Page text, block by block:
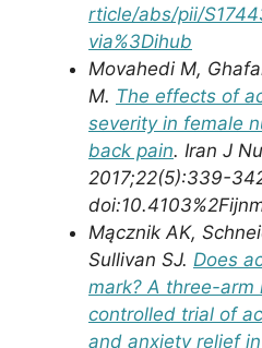
rticle/abs/pii/
via%3Dihub
Movahedi M,
M. The effects of
severity in female
back pain. Iran J
2017;22(5):339-
Mącznik AK,
Sullivan SJ. Does
mark? A three-
controlled trial of
and anxiety relief